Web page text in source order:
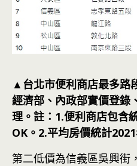
▲台北市便利商店最多路
經濟部、內政部實價登錄
理。註：1.便利商店包含
OK。2.平均房價統計2021
第二低價為信義區吳興街